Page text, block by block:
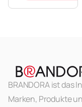
BRANDORA ist
Marken, Produkte